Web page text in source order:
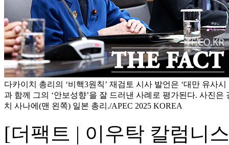
다카이치 총리의 ‘비핵3원칙’ 재검토 시사 발언은 ‘대만 유사
과 함께 그의 ‘안보성향’을 잘 드러낸 사례로 평가된다. 사진은
치 사나에(맨 왼쪽) 일본 총리./APEC 2025 KOREA
[더팩트 | 이우탁 칼럼니